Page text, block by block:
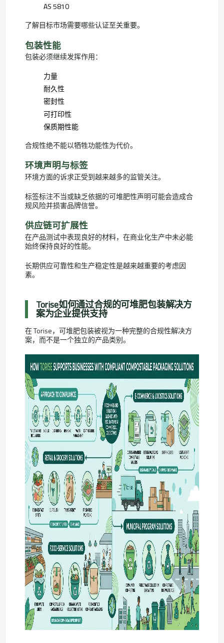
AS 5810
了解目标市场需要哪些认证至关重要。
包装性能
包装必须继续发挥作用：
力量
耐久性
密封性
可打印性
保质期性能
合规性绝不能以牺牲功能性为代价。
环境声明与标签
环境方面的诉求正受到越来越多的监管关注。
标签标注不当或缺乏依据的可堆肥性声明可能会造成合
规风险并损害品牌信誉。
供应链可扩展性
在产品测试中表现良好的材料，在商业化生产中未必能
始终保持良好的性能。
长期供应可靠性和生产稳定性是越来越重要的考虑因
素。
Torise如何通过合规的可堆肥包装解决方
案为企业提供支持
在 Torise，可堆肥包装被视为一种完整的合规性解决方
案，而不是一个独立的产品类别。